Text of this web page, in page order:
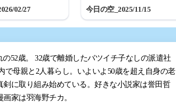
02/27 今日の空_2025/11/15
の52歳。 32歳で離婚したバツイチ子なしの派遣社
で母親と2人暮らし。いよいよ50歳を超え自身の老
剣に取り組み始めている。好きな小説家は誉田哲
家は羽海野チカ。